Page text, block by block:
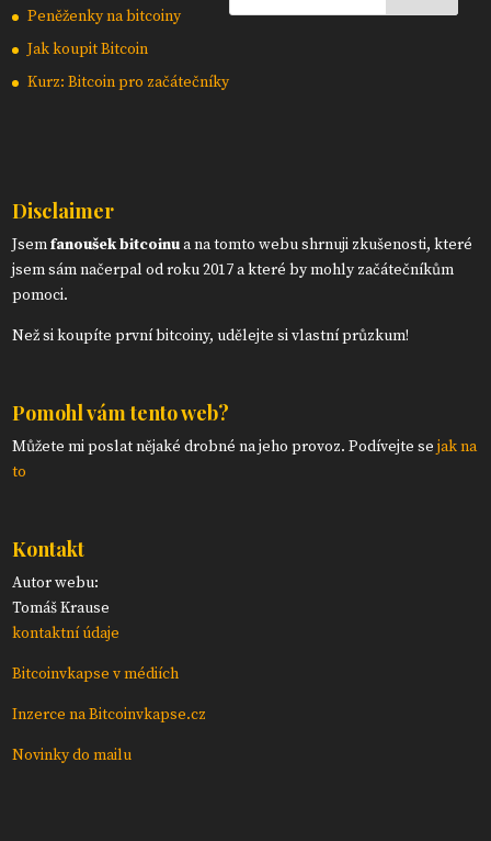
Peněženky na bitcoiny
Jak koupit Bitcoin
Kurz: Bitcoin pro začátečníky
Disclaimer
Jsemfanoušek bitcoinua na tomto webu shrnuji zkušenosti, které
jsem sám načerpal od roku 2017 a které by mohly začátečníkům
pomoci.
Než si koupíte první bitcoiny, udělejte si vlastní průzkum!
Pomohl vám tento web?
Můžete mi poslat nějaké drobné na jeho provoz. Podívejte sejak na
to
Kontakt
Autor webu:
Tomáš Krause
kontaktní údaje
Bitcoinvkapse v médiích
Inzerce na Bitcoinvkapse.cz
Novinky do mailu